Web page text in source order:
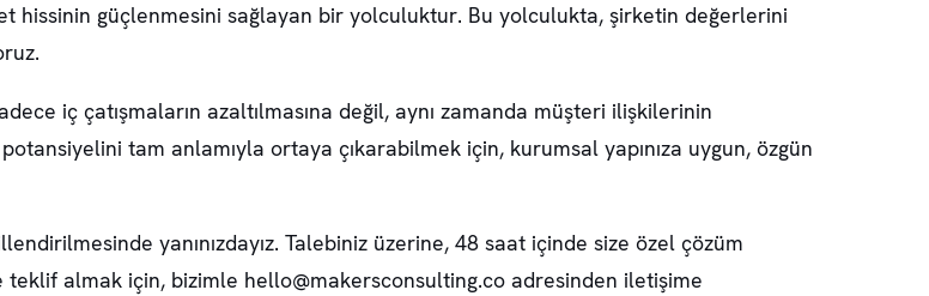
hissinin güçlenmesini sağlayan bir yolculuktur. Bu yolculukta, şirketin değerlerini
iç çatışmaların azaltılmasına değil, aynı zamanda müşteri ilişkilerinin
tam anlamıyla ortaya çıkarabilmek için, kurumsal yapınıza uygun, özgün
yanınızdayız. Talebiniz üzerine, 48 saat içinde size özel çözüm
teklif almak için, bizimle hello@makersconsulting.co adresinden iletişime